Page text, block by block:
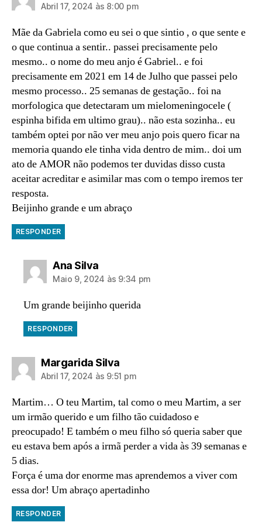
Abril 17, 2024 às 8:00 pm
Mãe da Gabriela como eu sei o que sintio , o que sente e
o que continua a sentir.. passei precisamente pelo
mesmo.. o nome do meu anjo é Gabriel.. e foi
precisamente em 2021 em 14 de Julho que passei pelo
mesmo processo.. 25 semanas de gestação.. foi na
morfologica que detectaram um mielomeningocele (
espinha bifida em ultimo grau).. não esta sozinha.. eu
também optei por não ver meu anjo pois quero ficar na
memoria quando ele tinha vida dentro de mim.. doi um
ato de AMOR não podemos ter duvidas disso custa
aceitar acreditar e asimilar mas com o tempo iremos ter
resposta.
Beijinho grande e um abraço
RESPONDER
Ana Silvadiz:
Maio 9, 2024 às 9:34 pm
Um grande beijinho querida
RESPONDER
Margarida Silvadiz:
Abril 17, 2024 às 9:51 pm
Martim… O teu Martim, tal como o meu Martim, a ser
um irmão querido e um filho tão cuidadoso e
preocupado! E também o meu filho só queria saber que
eu estava bem após a irmã perder a vida às 39 semanas e
5 dias.
Força é uma dor enorme mas aprendemos a viver com
essa dor! Um abraço apertadinho
RESPONDER